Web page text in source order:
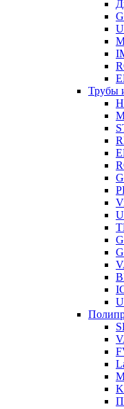
Трубы